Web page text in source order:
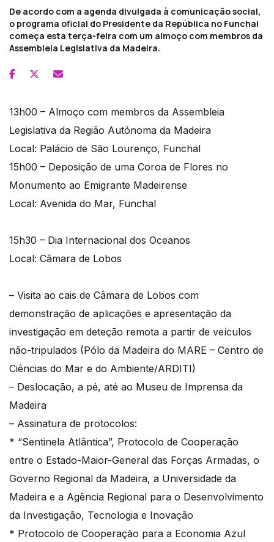
De acordo com a agenda divulgada à comunicação social,
o programa oficial do Presidente da República no Funchal
começa esta terça-feira com um almoço com membros da
Assembleia Legislativa da Madeira.
13h00 – Almoço com membros da Assembleia
Legislativa da Região Autónoma da Madeira
Local: Palácio de São Lourenço, Funchal
15h00 – Deposição de uma Coroa de Flores no
Monumento ao Emigrante Madeirense
Local: Avenida do Mar, Funchal
15h30 – Dia Internacional dos Oceanos
Local: Câmara de Lobos
– Visita ao cais de Câmara de Lobos com
demonstração de aplicações e apresentação da
investigação em deteção remota a partir de veículos
não-tripulados (Pólo da Madeira do MARE – Centro de
Ciências do Mar e do Ambiente/ARDITI)
– Deslocação, a pé, até ao Museu de Imprensa da
Madeira
– Assinatura de protocolos:
* “Sentinela Atlântica”, Protocolo de Cooperação
entre o Estado-Maior-General das Forças Armadas, o
Governo Regional da Madeira, a Universidade da
Madeira e a Agência Regional para o Desenvolvimento
da Investigação, Tecnologia e Inovação
* Protocolo de Cooperação para a Economia Azul